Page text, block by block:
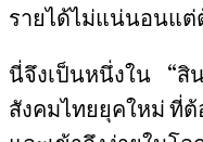
รายได้ไม่แน่นอนแต่
นี่จึงเป็นหนึ่งใน “สิ
สังคมไทยยุคใหม่ ที่ต้